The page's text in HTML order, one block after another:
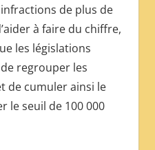
de plus de
à faire du chiffre,
les législations
regrouper les
de cumuler ainsi le
le seuil de 100 000